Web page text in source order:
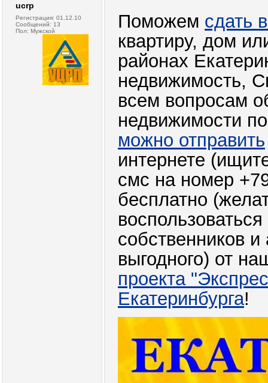
ucrp
Регистрация: 01.12.10
Сообщений: 13
Пол: Мужской
Поможем сдать
квартиру, дом
районах
недвижимость,
всем вопросам
недвижимости
можно отправить
интернете
смс на номер
бесплатно
собственников
выгодного) от
проекта
Екатеринбурга!